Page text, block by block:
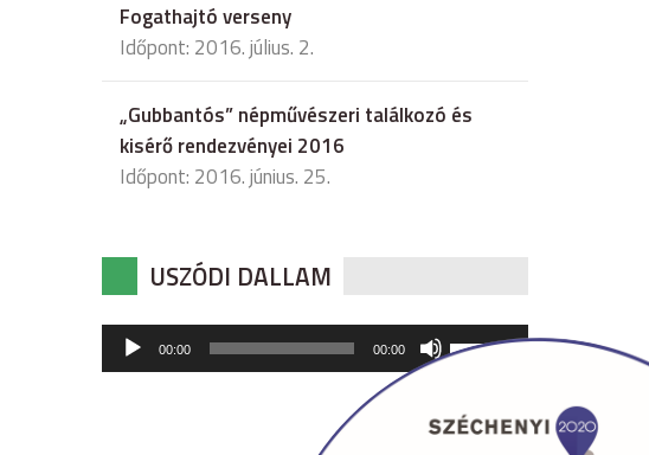
Fogathajtó verseny
Időpont: 2016. július. 2.
„Gubbantós” népművészeri találkozó és
kisérő rendezvényei 2016
Időpont: 2016. június. 25.
USZÓDI DALLAM
Audió
lejátszó
00:00 00:00
hangerő
csökkentéséhez